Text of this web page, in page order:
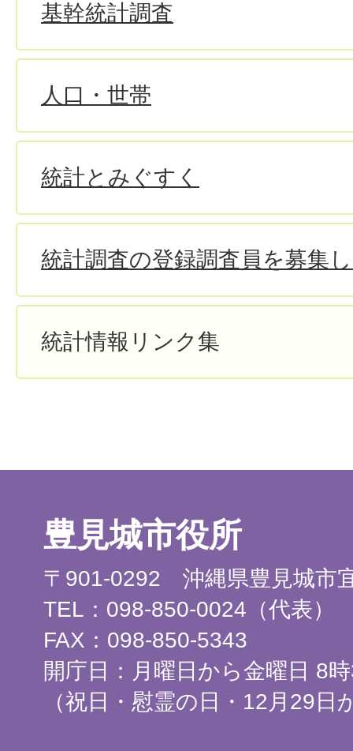
基幹統計調査
人口・世帯
統計とみぐすく
統計調査の登録調査員を募集
統計情報リンク集
豊見城市役所
〒901-0292 沖縄県豊見城市
TEL：098-850-0024（代表）
FAX：098-850-5343
開庁日：月曜日から金曜日 8
（祝日・慰霊の日・12月29日